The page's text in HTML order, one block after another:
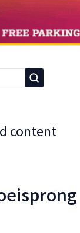
content